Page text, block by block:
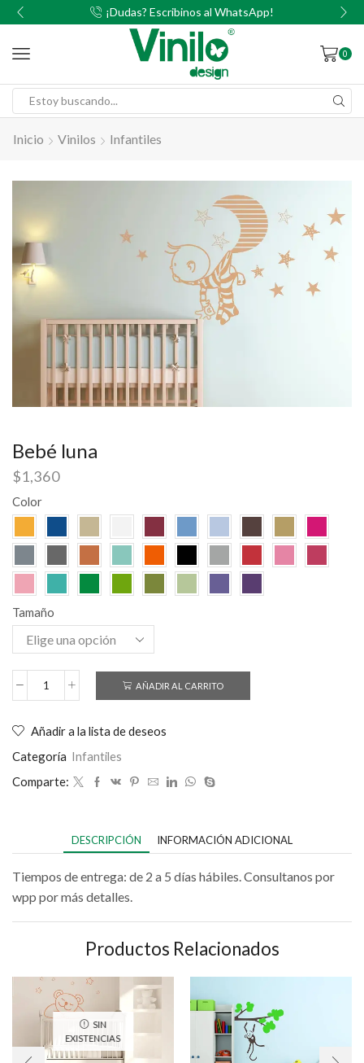
¡Dudas? Escribinos al WhatsApp!
0
Inicio Vinilos Infantiles
Bebé luna
$1,360
Color
Tamaño
AÑADIR AL CARRITO
Añadir a la lista de deseos
Categoría Infantiles
Comparte:
DESCRIPCIÓN INFORMACIÓN ADICIONAL
Tiempos de entrega: de 2 a 5 días hábiles. Consultanos por
wpp por más detalles.
Productos Relacionados
SIN
EXISTENCIAS